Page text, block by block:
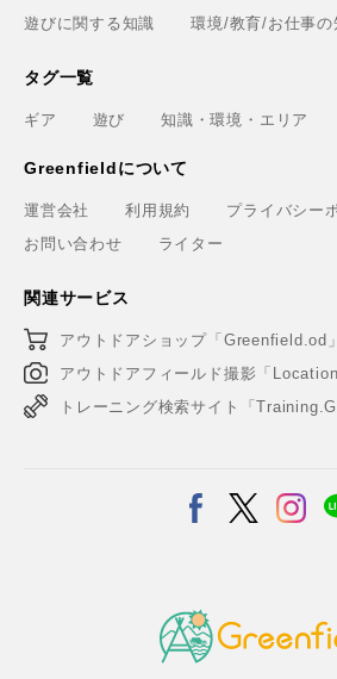
遊びに関する知識
環境/教育/お仕事の
タグ一覧
ギア 遊び 知識・環境・エリア
Greenfieldについて
運営会社 利用規約
プライバシー
お問い合わせ
ライター
関連サービス
アウトドアショップ「Greenfield.od」
アウトドアフィールド撮影「
トレーニング検索サイト「